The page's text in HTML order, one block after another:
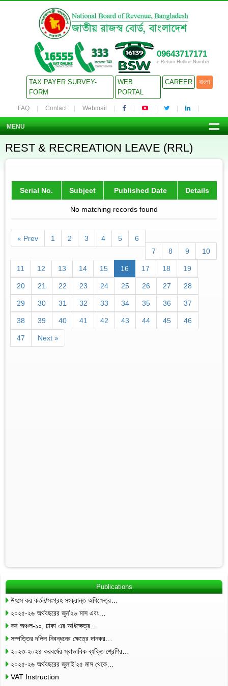
09643717171
e-Return Hotline Number
TAX PAYER SURVEY-
FORM
WEB
PORTAL
CAREER বাংলা
FAQ Contact Webmail
MENU
REST & RECREATION LEAVE (RRL)
Serial No. Subject Published Date Details
No matching records found
« Prev 1 2 3 4 5
6
7
8 9 10
11 12 13 14 15 16 17 18 19
20 21 22 23 24 25 26 27 28
29 30 31 32 33 34 35 36 37
38 39 40 41 42 43 44 45 46
47 Next »
Publications
উৎসে কর কর্তন/সংগ্রহ সংক্রান্ত অধিক্ষেত্র…
২০২৫-২৬ অর্থবছরের জুন’২৬ মাস এবং…
কর অঞ্চল-১০, ঢাকা এর অধিক্ষেত্র…
সম্পত্তির দলিল নিবন্ধনের ক্ষেত্রে দানকর…
২০২৩-২০২৪ করবর্ষের স্বাভাবিক ব্যক্তি শ্রেণির…
২০২৫-২৬ অর্থবছরের জুলাই’২৫ মাস থেকে…
VAT Instruction